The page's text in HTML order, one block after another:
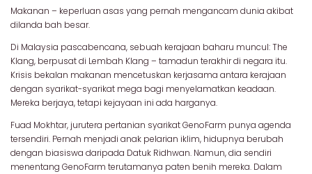
Makanan – keperluan asas yang pernah mengancam dunia akibat
dilanda bah besar.
Di Malaysia pascabencana, sebuah kerajaan baharu muncul: The
Klang, berpusat di Lembah Klang – tamadun terakhir di negara itu.
Krisis bekalan makanan mencetuskan kerjasama antara kerajaan
dengan syarikat-syarikat mega bagi menyelamatkan keadaan.
Mereka berjaya, tetapi kejayaan ini ada harganya.
Fuad Mokhtar, jurutera pertanian syarikat GenoFarm punya agenda
tersendiri. Pernah menjadi anak pelarian iklim, hidupnya berubah
dengan biasiswa daripada Datuk Ridhwan. Namun, dia sendiri
menentang GenoFarm terutamanya paten benih mereka. Dalam